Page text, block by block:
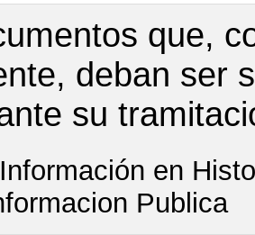
que,
deban ser
su
Información en
Publica